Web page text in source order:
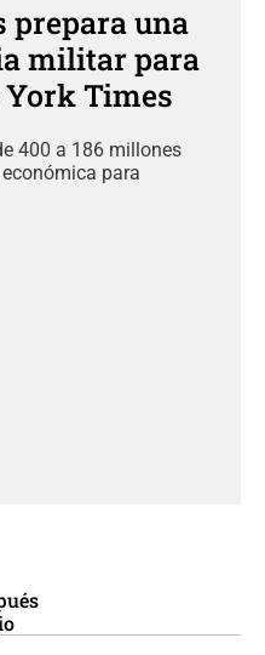
prepara una
militar para
Times
400 a 186 millones
para